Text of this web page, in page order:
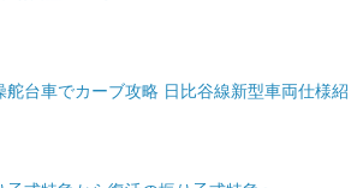
舵台車でカーブ攻略 日比谷線新型車両仕様紹